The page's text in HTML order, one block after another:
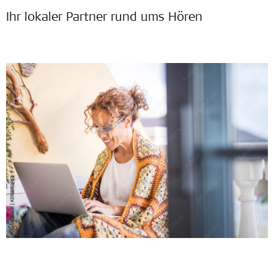
Ihr lokaler Partner rund ums Hören